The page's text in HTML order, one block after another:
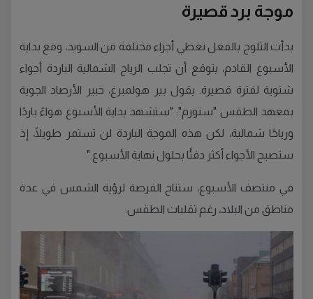
موجة برد قصيرة
بدأت الثلوج بالفعل تغطي أجزاء مختلفة من السويد، ومع بداية
الأسبوع القادم، يتوقع أن تجلب الرياح الشمالية الباردة أجواء
شتوية لفترة قصيرة. يقول بير هولمبرغ، خبير الأرصاد الجوية
بمعهد الطقس "ستورم": "ستشهد بداية الأسبوع هواءً باردًا
ورياحًا شمالية، لكن هذه الموجة الباردة لن تستمر طويلًا، إذ
ستصبح الأجواء أكثر دفئًا بحلول نهاية الأسبوع."
في منتصف الأسبوع، ستتاح الفرصة لرؤية الشمس في عدة
مناطق من البلاد، رغم تقلبات الطقس.